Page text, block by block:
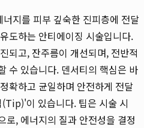
지를 피부 깊숙한 진피층에 전달
도하는 안티에이징 시술입니다.
되고, 잔주름이 개선되며, 전반적
수 있습니다. 덴서티의 핵심은 바
확하고 균일하며 안전하게 전달
이 있습니다. 팁은 시술 시
로, 에너지의 질과 안전성을 결정